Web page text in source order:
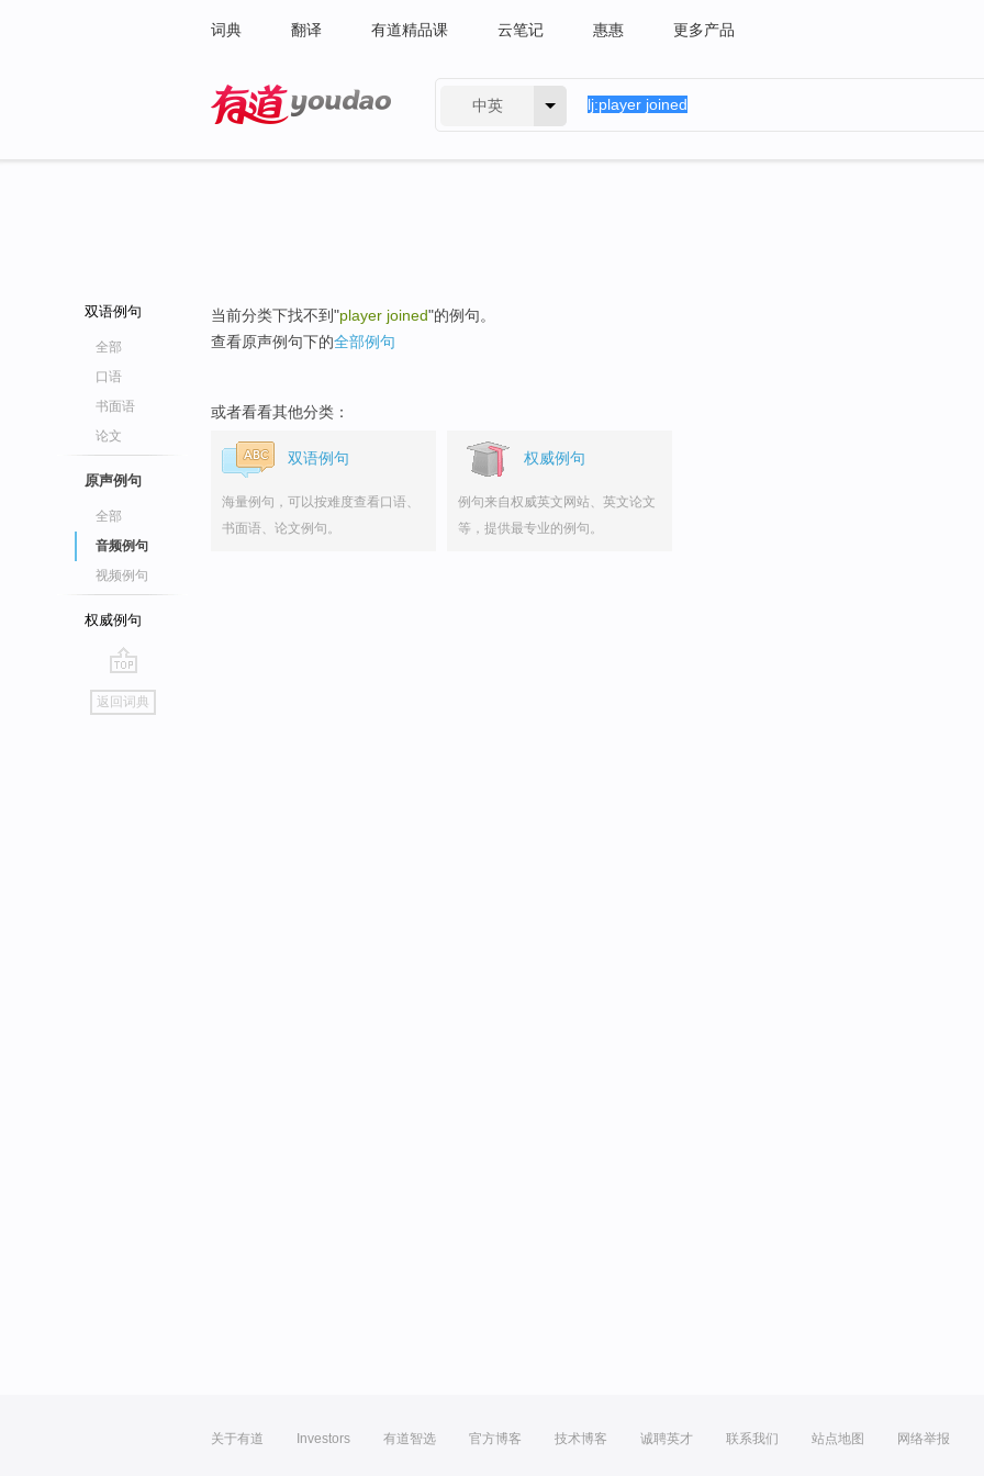
词典 翻译 有道精品课 云笔记 惠惠 更多产品
中英
双语例句
全部
口语
书面语
论文
原声例句
全部
音频例句
视频例句
权威例句
go
top
返回词典
当前分类下找不到"player joined"的例句。
查看原声例句下的全部例句
或者看看其他分类：
双语例句
海量例句，可以按难度查看口语、
书面语、论文例句。
权威例句
例句来自权威英文网站、英文论文
等，提供最专业的例句。
关于有道 Investors 有道智选 官方博客 技术博客 诚聘英才 联系我们 站点地图 网络举报